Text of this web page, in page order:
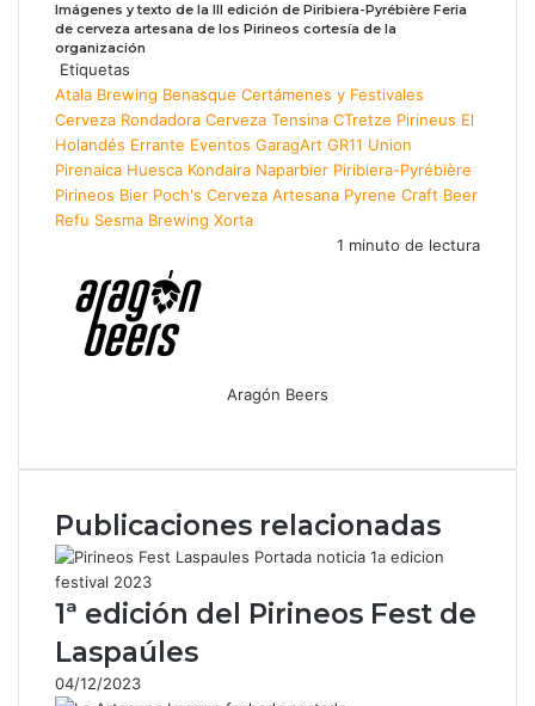
Imágenes y texto de la III edición de Piribiera-Pyrébière Feria
de cerveza artesana de los Pirineos cortesía de la
organización
Etiquetas
Atala Brewing Benasque Certámenes y Festivales
Cerveza Rondadora Cerveza Tensina CTretze Pirineus El
Holandés Errante Eventos GaragArt GR11 Union
Pirenaica Huesca Kondaira Naparbier Piribiera-Pyrébière
Pirineos Bier Poch's Cerveza Artesana Pyrene Craft Beer
Refu Sesma Brewing Xorta
Aragón Beers
1 minuto de lectura
c
b
o
o
a
s
A
p
p
l
g
m
m
a
i
p
r
Publicaciones relacionadas
1ª edición del Pirineos Fest de
Laspaúles
04/12/2023